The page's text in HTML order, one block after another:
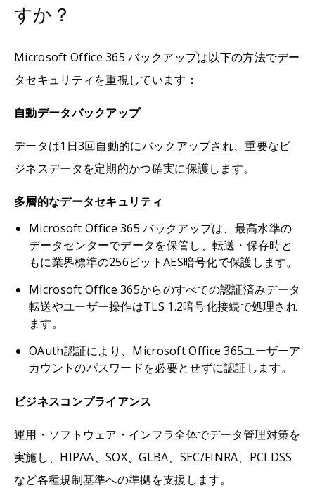
すか？
Microsoft Office 365 バックアップは以下の方法でデー
タセキュリティを重視しています：
自動データバックアップ
データは1日3回自動的にバックアップされ、重要なビ
ジネスデータを定期的かつ確実に保護します。
多層的なデータセキュリティ
Microsoft Office 365 バックアップは、最高水準の
データセンターでデータを保管し、転送・保存時と
もに業界標準の256ビットAES暗号化で保護します。
Microsoft Office 365からのすべての認証済みデータ
転送やユーザー操作はTLS 1.2暗号化接続で処理され
ます。
OAuth認証により、Microsoft Office 365ユーザーア
カウントのパスワードを必要とせずに認証します。
ビジネスコンプライアンス
運用・ソフトウェア・インフラ全体でデータ管理対策を
実施し、HIPAA、SOX、GLBA、SEC/FINRA、PCI DSS
など各種規制基準への準拠を支援します。